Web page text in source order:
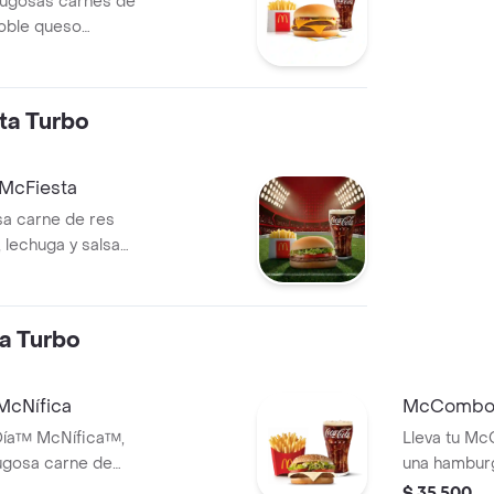
de vainilla con
topping de
queso
pepinillos,
a elección.
Turbo
carne de res
y salsa
ajonjolí.
Turbo
McNífica™,
carne de
cremoso,
Lleva tu
una
res de 125